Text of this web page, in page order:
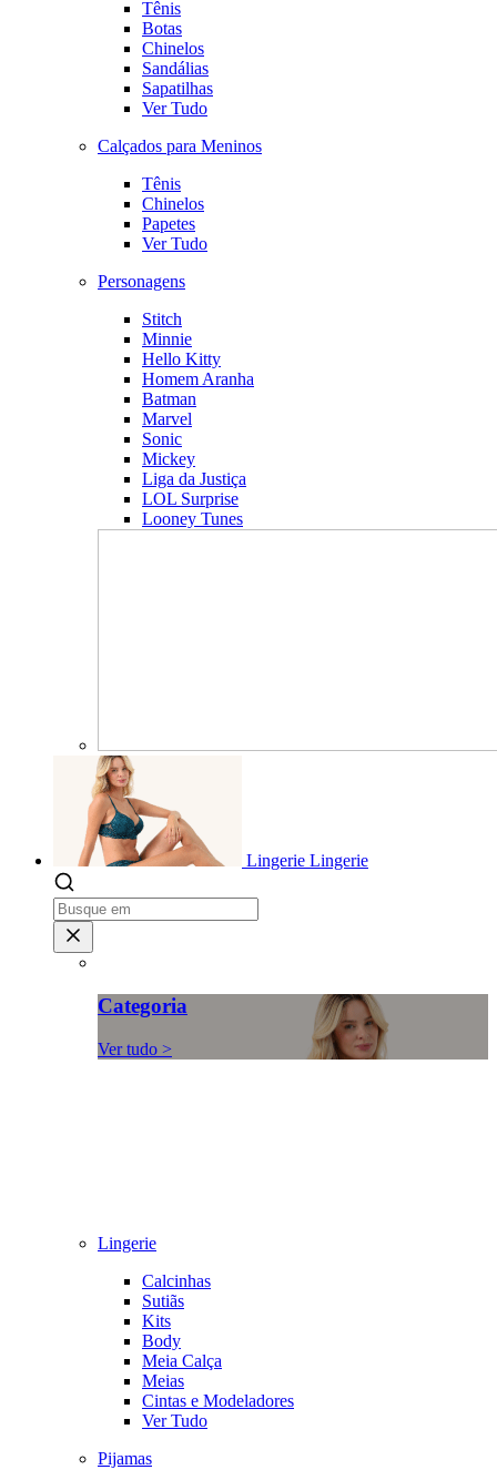
Tênis
Botas
Chinelos
Sandálias
Sapatilhas
Ver Tudo
Calçados para Meninos
Tênis
Chinelos
Papetes
Ver Tudo
Personagens
Stitch
Minnie
Hello Kitty
Homem Aranha
Batman
Marvel
Sonic
Mickey
Liga da Justiça
LOL Surprise
Looney Tunes
Lingerie Lingerie
Categoria
Ver tudo >
Lingerie
Calcinhas
Sutiãs
Kits
Body
Meia Calça
Meias
Cintas e Modeladores
Ver Tudo
Pijamas